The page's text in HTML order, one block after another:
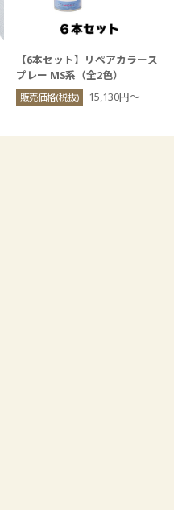
【6本セット】リペアカラース
プレー MS系（全2色）
販売価格(税抜) 15,130円〜